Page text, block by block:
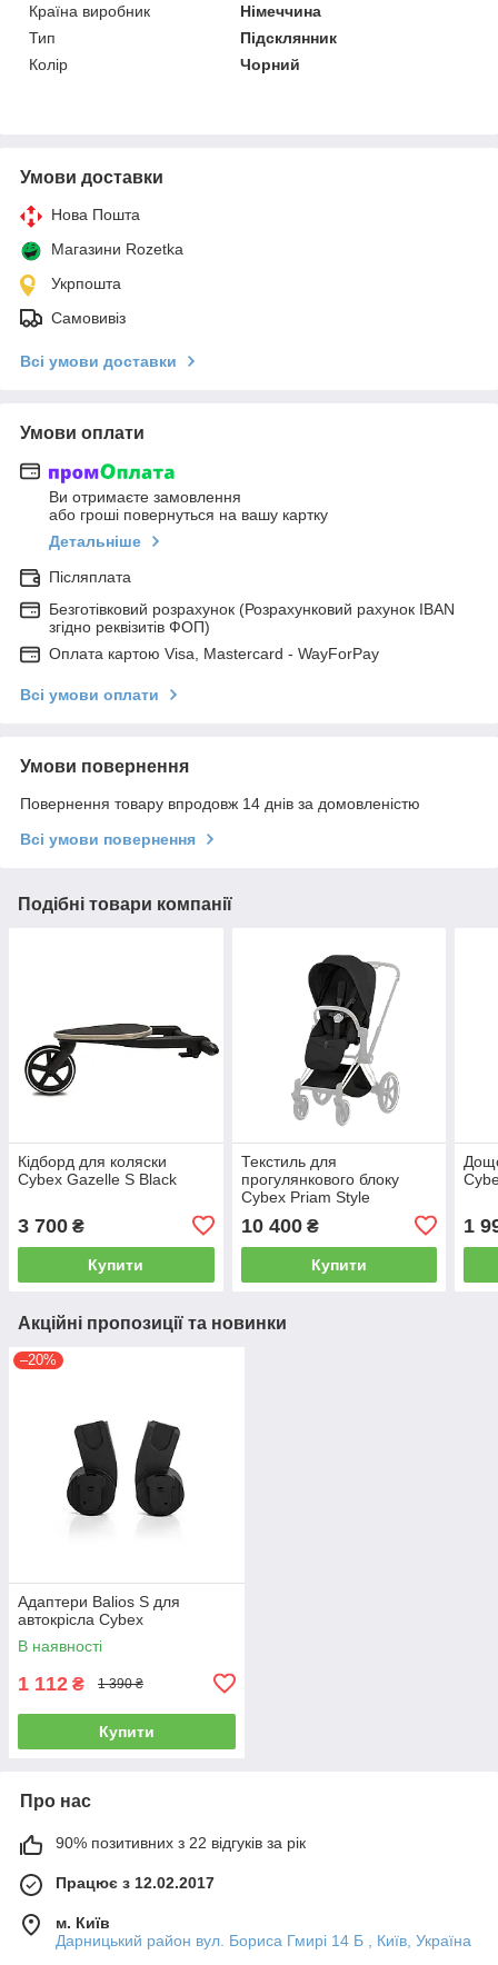
Країна виробник
Німеччина
Тип
Підсклянник
Колір
Чорний
Умови доставки
Нова Пошта
Магазини Rozetka
Укрпошта
Самовивіз
Всі умови доставки
Умови оплати
Ви отримаєте замовлення
або гроші повернуться на вашу картку
Детальніше
Післяплата
Безготівковий розрахунок (Розрахунковий рахунок IBAN
згідно реквізитів ФОП)
Оплата картою Visa, Mastercard - WayForPay
Всі умови оплати
Умови повернення
Повернення товару впродовж 14 днів за домовленістю
Всі умови повернення
Подібні товари компанії
Кідборд для коляски
Cybex Gazelle S Black
3 700 ₴
Купити
Текстиль для
прогулянкового блоку
Cybex Priam Style
Collection 5.0 Sepia Black
10 400₴
Купити
1
Акційні пропозиції та новинки
–20%
Адаптери Balios S для
автокрісла Cybex
В наявності
1 112 ₴ 1 390 ₴
Купити
Про нас
90% позитивних з 22 відгуків за рік
Працює з 12.02.2017
м. Київ
Дарницький район вул. Бориса Гмирі 14 Б , Київ, Україна